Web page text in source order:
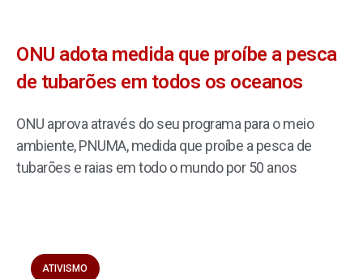
ONU adota medida que proíbe a pesca
de tubarões em todos os oceanos
ONU aprova através do seu programa para o meio
ambiente, PNUMA, medida que proíbe a pesca de
tubarões e raias em todo o mundo por 50 anos
ATIVISMO